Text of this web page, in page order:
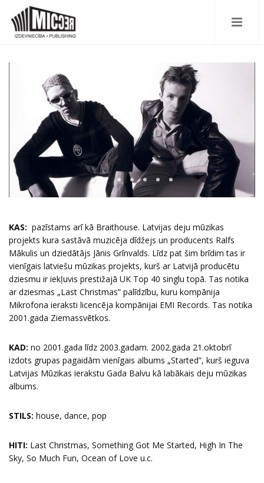
KAS: pazīstams arī kā Braithouse. Latvijas deju mūzikas
projekts kura sastāvā muzicēja dīdžejs un producents Ralfs
Mākulis un dziedātājs Jānis Grīnvalds. Līdz pat šim brīdim tas ir
vienīgais latviešu mūzikas projekts, kurš ar Latvijā producētu
dziesmu ir iekļuvis prestižajā UK Top 40 singlu topā. Tas notika
ar dziesmas „Last Christmas” palīdzību, kuru kompānija
Mikrofona ieraksti licencēja kompānijai EMI Records. Tas notika
2001.gada Ziemassvētkos.
KAD: no 2001.gada līdz 2003.gadam. 2002.gada 21.oktobrī
izdots grupas pagaidām vienīgais albums „Started”, kurš ieguva
Latvijas Mūzikas ierakstu Gada Balvu kā labākais deju mūzikas
albums.
STILS: house, dance, pop
HITI: Last Christmas, Something Got Me Started, High In The
Sky, So Much Fun, Ocean of Love u.c.